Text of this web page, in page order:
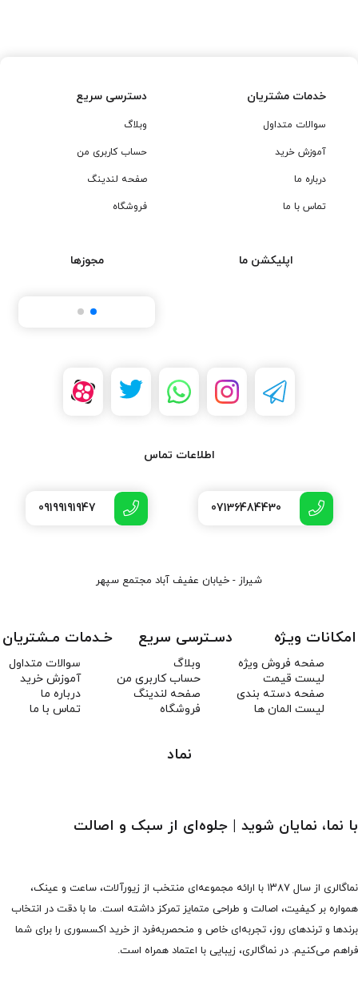
خدمات مشتریان
سوالات متداول
آموزش خرید
درباره ما
تماس با ما
دسترسی سریع
وبلاگ
حساب کاربری من
صفحه لندینگ
فروشگاه
اپلیکشن ما مجوزها
اطلاعات تماس
07136484430
09199191947
شیراز - خیابان عفیف آباد مجتمع سپهر
امکانات ویـژه
صفحه فروش ویژه
لیست قیمت
صفحه دسته بندی
لیست المان ها
دسـترسی سریع
وبلاگ
حساب کاربری من
صفحه لندینگ
فروشگاه
خـدمات مـشتریان
سوالات متداول
آموزش خرید
درباره ما
تماس با ما
نماد
با نما، نمایان شوید | جلوه‌ای از سبک و اصالت
نماگالری از سال ۱۳۸۷ با ارائه مجموعه‌ای منتخب از زیورآلات، ساعت و عینک،
همواره بر کیفیت، اصالت و طراحی متمایز تمرکز داشته است. ما با دقت در انتخاب
برندها و ترندهای روز، تجربه‌ای خاص و منحصربه‌فرد از خرید اکسسوری را برای شما
فراهم می‌کنیم. در نماگالری، زیبایی با اعتماد همراه است.